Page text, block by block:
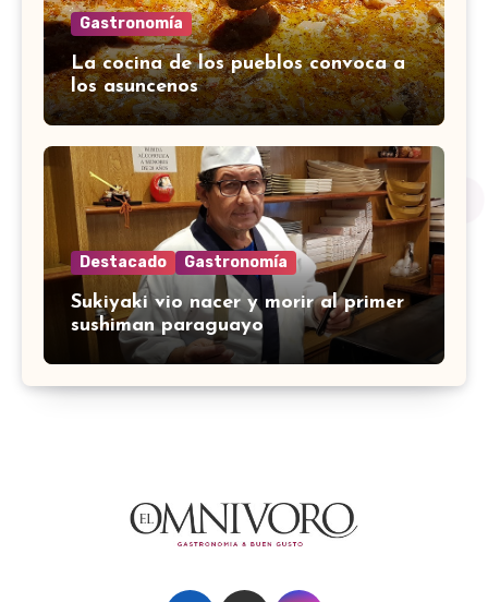
Gastronomía
La cocina de los pueblos convoca a
los asuncenos
Destacado Gastronomía
Sukiyaki vio nacer y morir al primer
sushiman paraguayo